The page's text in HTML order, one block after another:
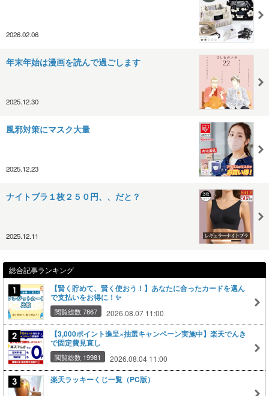
2026.02.06
年末年始は漫画を読んで過ごします
2025.12.30
風邪対策にマスク大量
2025.12.23
ナイトブラ１枚２５０円、、だと？
2025.12.11
総合記事ランキング
【賢く貯めて、賢く使おう！】あなたに合ったカードを選ん
で支払いをお得に！✨
閲覧総数 7867 2026.08.07 11:00
【3,000ポイント進呈×抽選キャンペーン実施中】楽天でんき
で固定費見直し
閲覧総数 19981 2026.08.04 11:00
楽天ラッキーくじ一覧（PC版）